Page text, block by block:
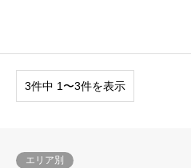
3件中 1〜3件を表示
エリア別